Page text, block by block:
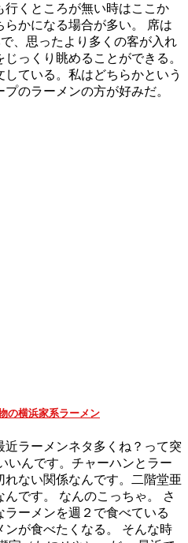
くところが無い時はここか
らかになる場合が多い。 席は
、思ったより多くの客が入れ
っくり眺めることができる。
ている。私はどちらかという
のラーメンの方が好みだ。
の横浜家系ラーメン
ラーメンネタ多くね？って突
いんです。チャーハンとラー
れない関係なんです。二階堂亜
です。 なんのこっちゃ。 さ
ーメンを週２で食べている
ンが食べたくなる。 そんな時